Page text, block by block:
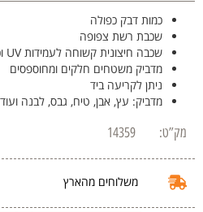
כמות דבק כפולה
שכבת רשת צפופה
שכבה חיצונית קשוחה לעמידות UV וכל מזג אוויר
מדביק משטחים חלקים ומחוספסים
ניתן לקריעה ביד
מדביק: עץ, אבן, טיח, גבס, לבנה ועוד
מק”ט: 14359
משלוחים מהארץ